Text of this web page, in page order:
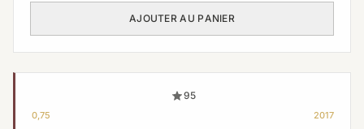
AJOUTER AU PANIER
95
0,75 2017